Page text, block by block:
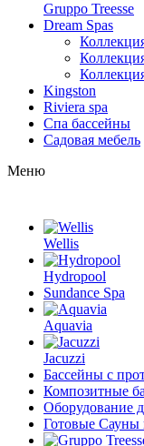
Gruppo Treesse
Dream Spas
Kingston
Riviera spa
Спа бассейны
Садовая мебель
Меню
Wellis
Hydropool
Sundance Spa
Aquavia
Jacuzzi
Бассейны с
Композитные
Оборудование
Готовые